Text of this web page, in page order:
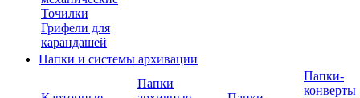
Точилки
Грифели для
карандашей
Папки и системы архивации
Папки
Папки-
конверты